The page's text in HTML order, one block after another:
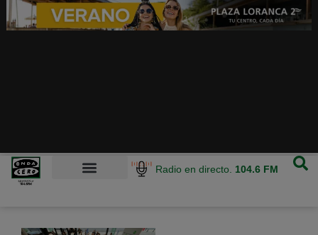
Radio en directo. 104.6 FM